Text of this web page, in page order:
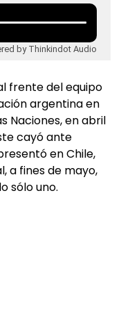
by Thinkindot Audio
frente del equipo
argentina en
Naciones, en abril
cayó ante
en Chile,
a fines de mayo,
sólo uno.